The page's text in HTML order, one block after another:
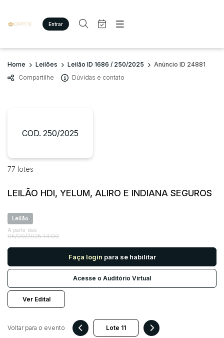
Entrar
Criar conta Entrar
Site
Agenda
Quem Somos
Imóveis
Veículos
Carros
Utilitário
Busca por palavra-chave
Bairro
Judiciais Extrajudiciais
R$
Quem Somos
Home Leilões Leilão ID 1686 / 250/2025
Anúncio ID 24881
Compartilhe
Dúvidas e contato
COD. 250/2025
77 lotes
LEILÃO HDI, YELUM, ALIRO E INDIANA SEGUROS
Leilão
A partir das
05/09/2025 14:00
Faça login para se habilitar
Acesse o Auditório Virtual
Ver Edital
Voltar para o evento